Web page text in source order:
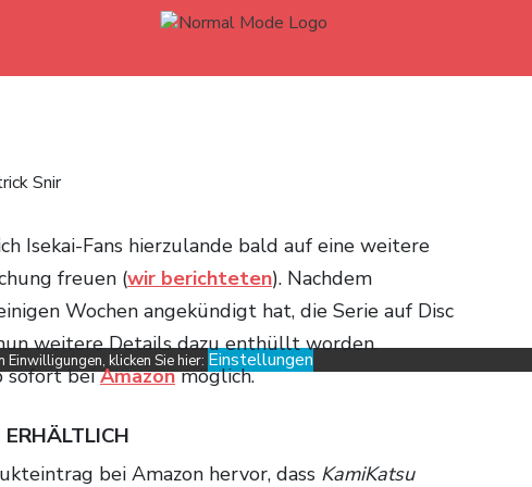
Snir
Isekai-Fans hierzulande bald auf eine weitere
freuen (wir berichteten). Nachdem
Wochen angekündigt hat, die Serie auf Disc
weitere Details dazu enthüllt worden.
sofort beiAmazonmöglich.
bei Amazon hervor, dass KamiKatsu
klicken Sie hier: Einstellungen